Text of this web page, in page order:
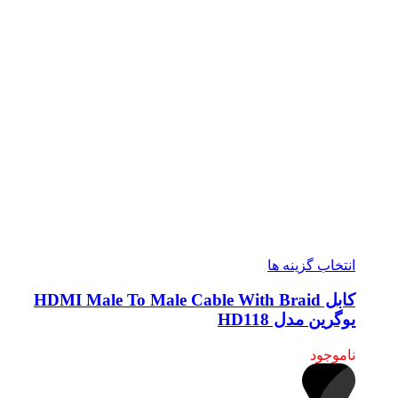
انتخاب گزینه ها
کابل HDMI Male To Male Cable With Braid
یوگرین مدل HD118
ناموجود